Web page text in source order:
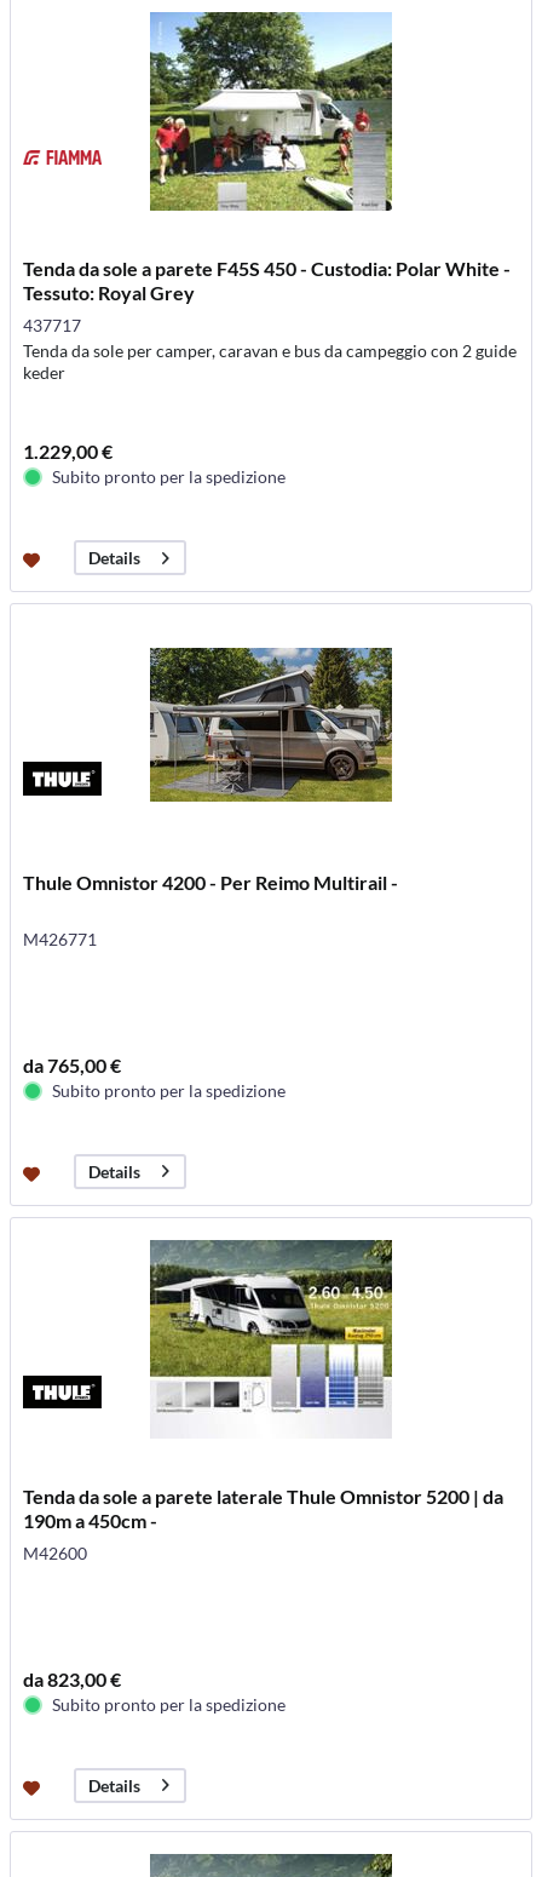
Tenda da sole a parete F45S 450 - Custodia: Polar White -
Tessuto: Royal Grey
437717
Tenda da sole per camper, caravan e bus da campeggio con 2 guide
keder
1.229,00 €
Subito pronto per la spedizione
Details
Thule Omnistor 4200 - Per Reimo Multirail -
M426771
da 765,00 €
Subito pronto per la spedizione
Details
Tenda da sole a parete laterale Thule Omnistor 5200 | da
190m a 450cm -
M42600
da 823,00 €
Subito pronto per la spedizione
Details